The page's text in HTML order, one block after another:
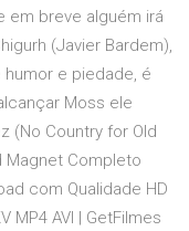
em breve alguém irá
(Javier Bardem),
e piedade, é
Moss ele
(No Country for Old
Magnet Completo
com Qualidade HD
MP4 AVI | GetFilmes